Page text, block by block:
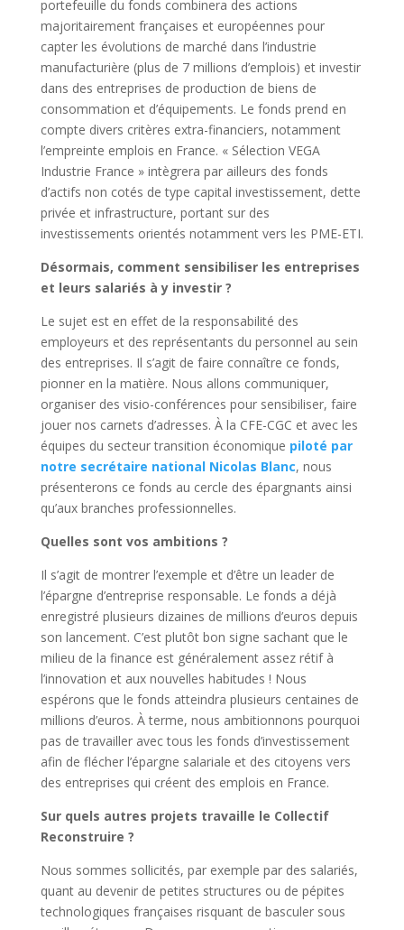
portefeuille du fonds combinera des actions
majoritairement françaises et européennes pour
capter les évolutions de marché dans l’industrie
manufacturière (plus de 7 millions d’emplois) et investir
dans des entreprises de production de biens de
consommation et d’équipements. Le fonds prend en
compte divers critères extra-financiers, notamment
l’empreinte emplois en France. « Sélection VEGA
Industrie France » intègrera par ailleurs des fonds
d’actifs non cotés de type capital investissement, dette
privée et infrastructure, portant sur des
investissements orientés notamment vers les PME-ETI.
Désormais, comment sensibiliser les entreprises
et leurs salariés à y investir ?
Le sujet est en effet de la responsabilité des
employeurs et des représentants du personnel au sein
des entreprises. Il s’agit de faire connaître ce fonds,
pionner en la matière. Nous allons communiquer,
organiser des visio-conférences pour sensibiliser, faire
jouer nos carnets d’adresses. À la CFE-CGC et avec les
équipes du secteur transition économique piloté par
notre secrétaire national Nicolas Blanc, nous
présenterons ce fonds au cercle des épargnants ainsi
qu’aux branches professionnelles.
Quelles sont vos ambitions ?
Il s’agit de montrer l’exemple et d’être un leader de
l’épargne d’entreprise responsable. Le fonds a déjà
enregistré plusieurs dizaines de millions d’euros depuis
son lancement. C’est plutôt bon signe sachant que le
milieu de la finance est généralement assez rétif à
l’innovation et aux nouvelles habitudes ! Nous
espérons que le fonds atteindra plusieurs centaines de
millions d’euros. À terme, nous ambitionnons pourquoi
pas de travailler avec tous les fonds d’investissement
afin de flécher l’épargne salariale et des citoyens vers
des entreprises qui créent des emplois en France.
Sur quels autres projets travaille le Collectif
Reconstruire ?
Nous sommes sollicités, par exemple par des salariés,
quant au devenir de petites structures ou de pépites
technologiques françaises risquant de basculer sous